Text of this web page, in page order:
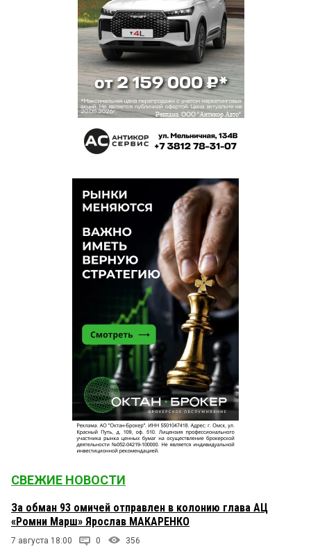
СВЕЖИЕ НОВОСТИ
За обман 93 омичей отправлен в колонию глава АЦ
«Ромни Марш» Ярослав МАКАРЕНКО
7 августа 18:00 0 356